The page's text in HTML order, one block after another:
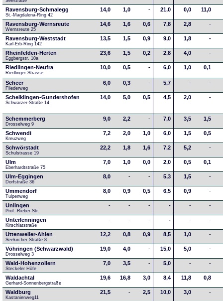
Ravensburg-Schmalegg
St.-Magdalena-Ring 42
14,0 1,0 - 21,0 0,0 11,0
Ravensburg-Wernsreute
Wernsreute 25
14,6 1,6 0,6 7,8 2,8 -
Ravensburg-Weststadt
Karl-Erb-Ring 142
13,5 1,5 0,9 9,0 1,8 -
Rheinfelden-Herten
Eggbergstr. 10a
23,6 1,5 0,2 2,8 4,0 -
Riedlingen-Neufra
Riedlinger Strasse
10,0 0,5 - 6,0 1,0 0,1
Scheer
Fliederweg
6,0 0,3 - 5,7 - -
Schelklingen-Gundershofen
Schwarzer-Straße 14
14,0 5,0 0,5 4,5 2,0 -
Schemmerberg
Drosselweg 9
9,0 2,2 - 7,0 3,5 1,5
Schwendi
Kreuzweg
7,2 2,0 1,0 6,0 1,5 0,5
Schwörstadt
Schulstrasse 19
22,2 1,8 1,6 7,2 5,2 -
Ulm
Eberhardtstraße 75
7,0 1,0 0,0 2,0 0,5 0,1
Ulm-Eggingen
Dorfstraße 36
8,0 - - 5,3 1,5 -
Ummendorf
Tulpenweg
8,0 0,9 0,5 6,5 0,9 -
Unlingen
Prof.-Rieber-Str.
- - - - - -
Unterlenningen
Kirschlatstraße
- - - - - -
Uttenweiler-Ahlen
Seekircher Straße 8
12,2 0,8 0,9 8,5 1,0 -
Vöhringen (Schwarzwald)
Drosselweg 3
19,0 4,0 - 15,0 5,0 -
Wald-Hohenzollern
Steckeler Höfe
7,0 3,5 - 5,0 - -
Waldachtal
Gerhard-Sonnenbergstraße
19,6 16,8 3,0 8,4 11,8 0,8
Waldburg
Kastanienweg11
21,5 - 2,5 10,0 3,0 -